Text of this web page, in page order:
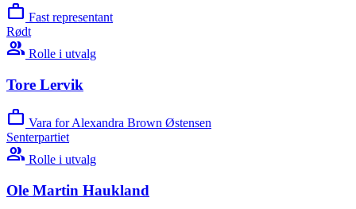
work Fast representant
Rødt
group Rolle i utvalg
Tore Lervik
work Vara for Alexandra Brown Østensen
Senterpartiet
group Rolle i utvalg
Ole Martin Haukland